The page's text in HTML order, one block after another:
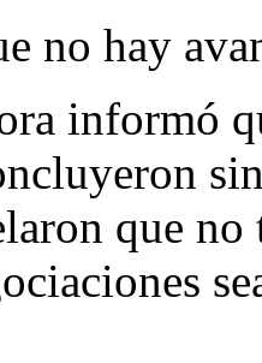
no hay
informó
que no